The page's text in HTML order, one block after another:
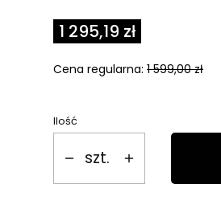
1 295,19 zł
Cena regularna: 1 599,00 zł
Ilość
szt.